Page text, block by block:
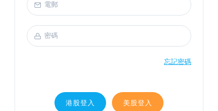
忘記密碼
港股登入 美股登入